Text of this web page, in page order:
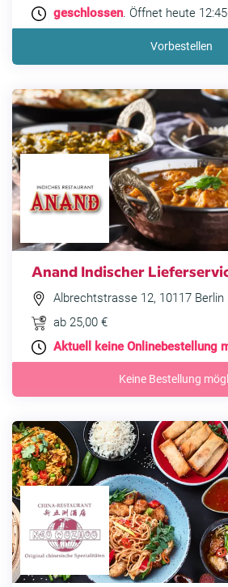
geschlossen. Öffnet heute
Vorbestellen
Anand Indischer
Albrechtstrasse 12, 10117 Berlin
ab 25,00 €
Aktuell keine Onlinebestellung
Keine Bestellung